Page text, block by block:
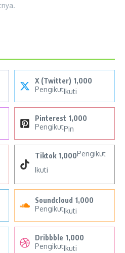
X (Twitter) 1,000
PengikutIkuti
Pinterest 1,000
PengikutPin
Tiktok 1,000Pengikut
Ikuti
Soundcloud 1,000
PengikutIkuti
Dribbble 1,000
PengikutIkuti